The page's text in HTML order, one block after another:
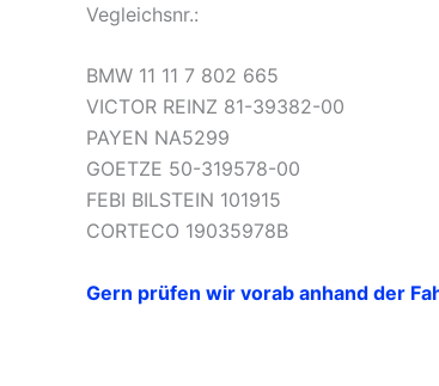
Vegleichsnr.:
BMW 11 11 7 802 665
VICTOR REINZ 81-39382-00
PAYEN NA5299
GOETZE 50-319578-00
FEBI BILSTEIN 101915
CORTECO 19035978B
Gern prüfen wir vorab anhand der